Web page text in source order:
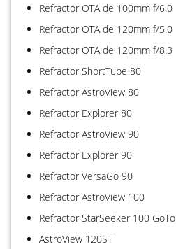
Refractor OTA de 100mm f/6.0
Refractor OTA de 120mm f/5.0
Refractor OTA de 120mm f/8.3
Refractor ShortTube 80
Refractor AstroView 80
Refractor Explorer 80
Refractor AstroView 90
Refractor Explorer 90
Refractor VersaGo 90
Refractor AstroView 100
Refractor StarSeeker 100 GoTo
AstroView 120ST